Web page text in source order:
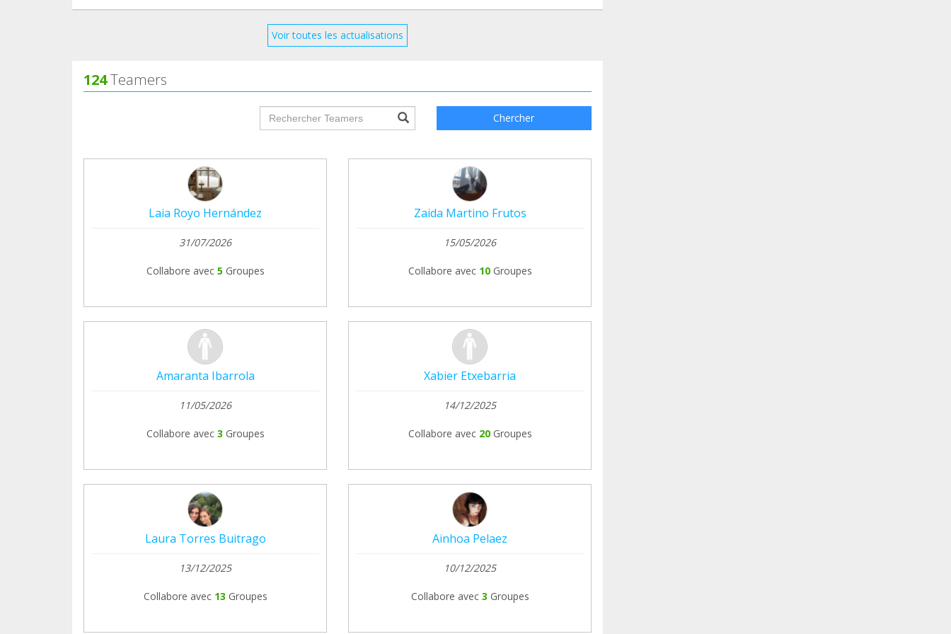
Vuestra ayuda como siempre es destinada a gastos veterinarios, últimamente estamos muy
flojitas de fondos y todo euro nos es más que necesario, de verdad.
Gracias por seguir ahí o por haber llegado nuevas.
Voir toutes les actualisations
124Teamers
groupProfile.searchForm.search.text??? Chercher
Laia Royo Hernández
31/07/2026
Collabore avec 5 Groupes
Zaida Martino Frutos
15/05/2026
Collabore avec 10 Groupes
Amaranta Ibarrola
11/05/2026
Collabore avec 3 Groupes
Xabier Etxebarria
14/12/2025
Collabore avec 20 Groupes
Laura Torres Buitrago
13/12/2025
Collabore avec 13 Groupes
Ainhoa Pelaez
10/12/2025
Collabore avec 3 Groupes